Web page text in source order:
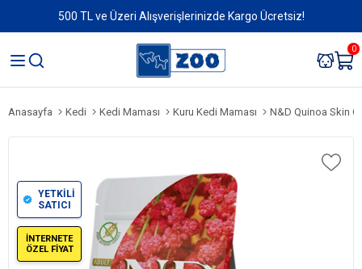
500 TL ve Üzeri Alışverişlerinizde Kargo Ücretsiz!
0
Anasayfa Kedi Kedi Maması Kuru Kedi Maması N&D Quinoa Skin
YETKİLİ
SATICI
İNTERNETE
ÖZEL FİYAT